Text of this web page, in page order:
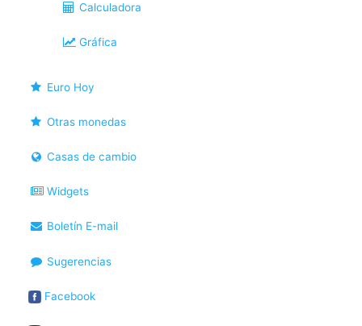
Calculadora
Gráfica
Euro Hoy
Otras monedas
Casas de cambio
Widgets
Boletín E-mail
Sugerencias
Facebook